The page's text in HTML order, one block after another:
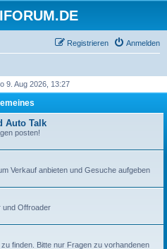
Anmelden
Registrieren
9. Aug 2026, 13:27
Auto Talk
posten!
Verkauf anbieten und Gesuche aufgeben
und Offroader
finden. Bitte nur Fragen zu vorhandenen